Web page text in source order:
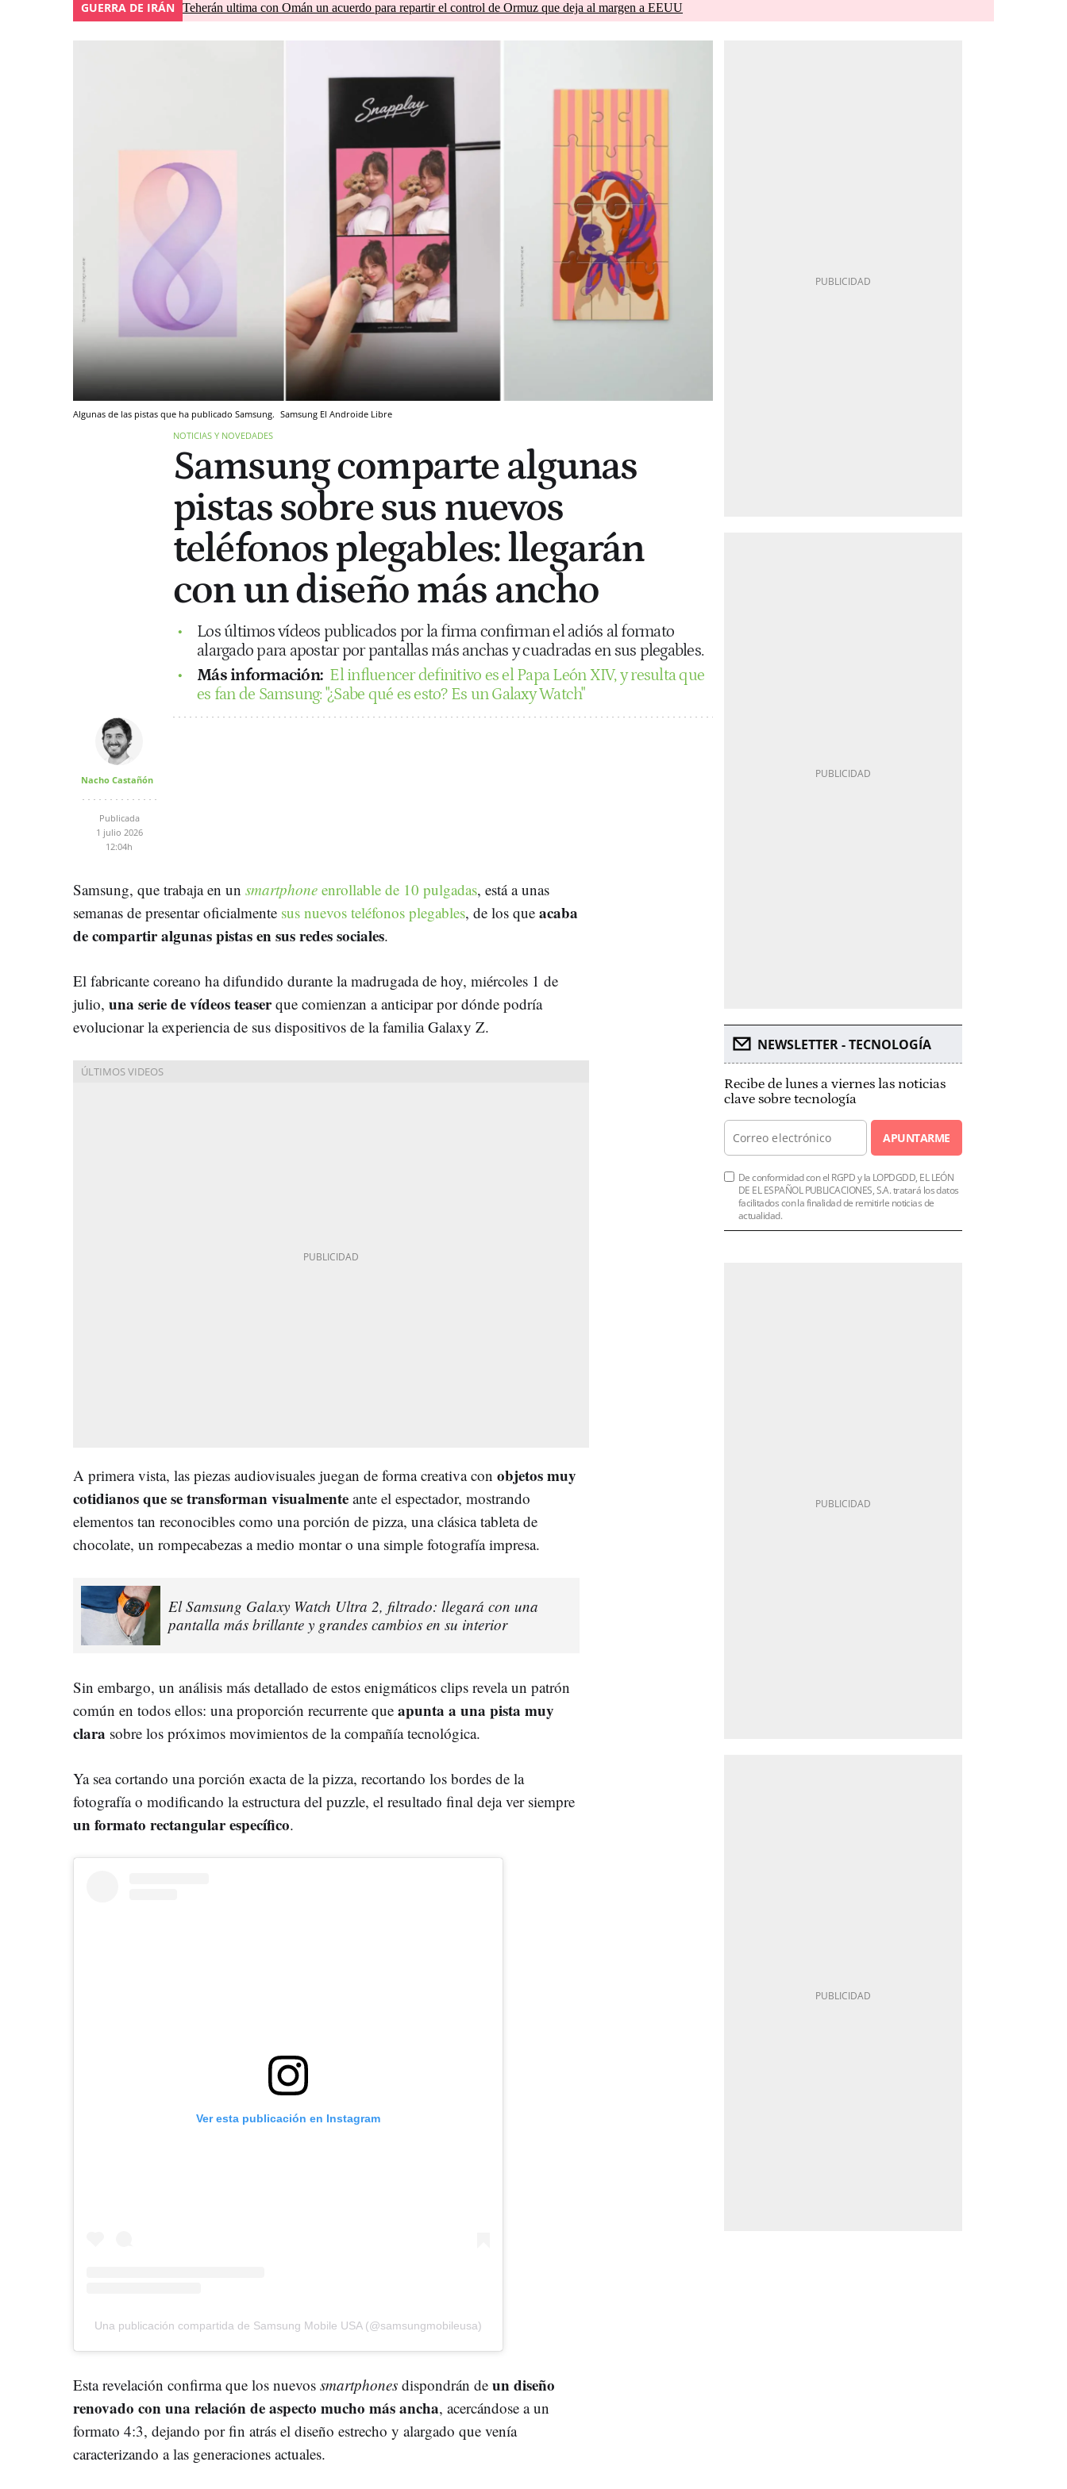
GUERRA DE IRÁN Teherán ultima con Omán un acuerdo para repartir el control de Ormuz que deja al margen a EEUU
Algunas de las pistas que ha publicado Samsung. Samsung El Androide Libre
NOTICIAS Y NOVEDADES
Samsung comparte algunas
pistas sobre sus nuevos
teléfonos plegables: llegarán
con un diseño más ancho
Los últimos vídeos publicados por la firma confirman el adiós al formato
alargado para apostar por pantallas más anchas y cuadradas en sus plegables.
Más información: El influencer definitivo es el Papa León XIV, y resulta que
es fan de Samsung: "¿Sabe qué es esto? Es un Galaxy Watch"
Nacho Castañón
Publicada
1 julio 2026
12:04h
Samsung, que trabaja en un smartphone enrollable de 10 pulgadas, está a unas
semanas de presentar oficialmente sus nuevos teléfonos plegables, de los que acaba
de compartir algunas pistas en sus redes sociales.
El fabricante coreano ha difundido durante la madrugada de hoy, miércoles 1 de
julio, una serie de vídeos teaserque comienzan a anticipar por dónde podría
evolucionar la experiencia de sus dispositivos de la familia Galaxy Z.
A primera vista, las piezas audiovisuales juegan de forma creativa con objetos muy
cotidianos que se transforman visualmente ante el espectador, mostrando
elementos tan reconocibles como una porción de pizza, una clásica tableta de
chocolate, un rompecabezas a medio montar o una simple fotografía impresa.
El Samsung Galaxy Watch Ultra 2, filtrado: llegará con una
pantalla más brillante y grandes cambios en su interior
Sin embargo, un análisis más detallado de estos enigmáticos clips revela un patrón
común en todos ellos: una proporción recurrente que apunta a una pista muy
clara sobre los próximos movimientos de la compañía tecnológica.
Ya sea cortando una porción exacta de la pizza, recortando los bordes de la
fotografía o modificando la estructura del puzzle, el resultado final deja ver siempre
un formato rectangular específico.
Ver esta publicación en Instagram
Una publicación compartida de Samsung Mobile USA (@samsungmobileusa)
Esta revelación confirma que los nuevos smartphones dispondrán de un diseño
renovado con una relación de aspecto mucho más ancha, acercándose a un
formato 4:3, dejando por fin atrás el diseño estrecho y alargado que venía
caracterizando a las generaciones actuales.
NEWSLETTER - TECNOLOGÍA
Recibe de lunes a viernes las noticias
clave sobre tecnología
APUNTARME
De conformidad con el RGPD y la LOPDGDD, EL LEÓN
DE EL ESPAÑOL PUBLICACIONES, S.A. tratará los datos
facilitados con la finalidad de remitirle noticias de
actualidad.